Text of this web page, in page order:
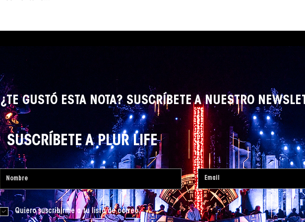
¿TE GUSTÓ ESTA NOTA? SUSCRÍBETE A NUESTRO
SUSCRÍBETE A PLUR LIFE
Quiero suscribirme a tu lista de correo.